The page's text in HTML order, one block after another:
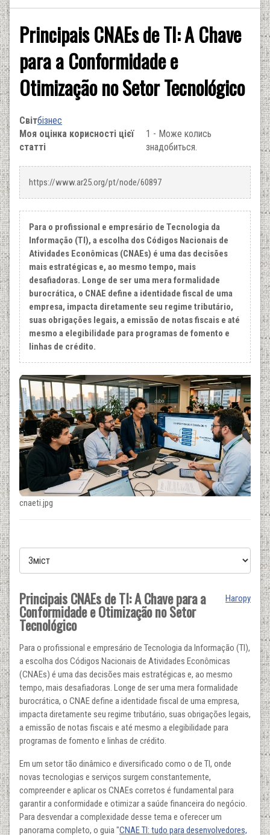
Principais CNAEs de TI: A Chave
para a Conformidade e
Otimização no Setor Tecnológico
Світбізнес
Моя оцінка корисності цієї
статті
1 - Може колись
знадобиться.
https://www.ar25.org/pt/node/60897
Para o profissional e empresário de Tecnologia da
Informação (TI), a escolha dos Códigos Nacionais de
Atividades Econômicas (CNAEs) é uma das decisões
mais estratégicas e, ao mesmo tempo, mais
desafiadoras. Longe de ser uma mera formalidade
burocrática, o CNAE define a identidade fiscal de uma
empresa, impacta diretamente seu regime tributário,
suas obrigações legais, a emissão de notas fiscais e até
mesmo a elegibilidade para programas de fomento e
linhas de crédito.
cnaeti.jpg
Нагору
Principais CNAEs de TI: A Chave para a
Conformidade e Otimização no Setor
Tecnológico
Para o profissional e empresário de Tecnologia da Informação (TI),
a escolha dos Códigos Nacionais de Atividades Econômicas
(CNAEs) é uma das decisões mais estratégicas e, ao mesmo
tempo, mais desafiadoras. Longe de ser uma mera formalidade
burocrática, o CNAE define a identidade fiscal de uma empresa,
impacta diretamente seu regime tributário, suas obrigações legais,
a emissão de notas fiscais e até mesmo a elegibilidade para
programas de fomento e linhas de crédito.
Em um setor tão dinâmico e diversificado como o de TI, onde
novas tecnologias e serviços surgem constantemente,
compreender e aplicar os CNAEs corretos é fundamental para
garantir a conformidade e otimizar a saúde financeira do negócio.
Para desvendar a complexidade desse tema e oferecer um
panorama completo, o guia "CNAE TI: tudo para desenvolvedores,